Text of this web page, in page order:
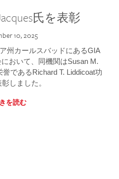
氏を表彰
10, 2025
州カールスバッドにあるGIA
おいて、同機関はSusan M.
であるRichard T. Liddicoat功
しました。
を読む